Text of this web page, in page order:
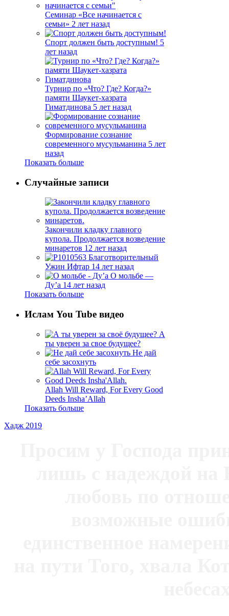
Семинар «Все начинается с
семьи» 2 лет назад
Спорт должен быть доступным! 5
лет назад
Турнир по «Что? Где? Когда?»
памяти Шаукет-хазрата
Гиматдинова 5 лет назад
Формирование сознание
современного мусульманина 5 лет
назад
Показать больше
Случайные записи
Закончили кладку главного
купола. Продолжается возведение
минаретов 12 лет назад
Благотворительный
Ужин Ифтар 14 лет назад
О мольбе —
Ду’а 14 лет назад
Показать больше
Ислам You Tube видео
А
ты уверен за свое будущее?
Не дай
себе засохнуть
Allah Will Reward, For Every Good
Deeds Insha’Allah
Показать больше
Хадж 2019